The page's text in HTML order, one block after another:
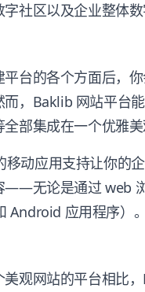
社区以及企业整体
台的各个方面后，
，Baklib 网站平台
部集成在一个优雅美
移动应用支持让你的
——无论是通过 web
Android 应用程序）。
观网站的平台相比